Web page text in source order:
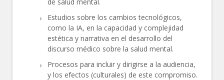
Estudios sobre los cambios tecnológicos,
como la IA, en la capacidad y complejidad
estética y narrativa en el desarrollo del
discurso médico sobre la salud mental.
Procesos para incluir y dirigirse a la audiencia,
y los efectos (culturales) de este compromiso.